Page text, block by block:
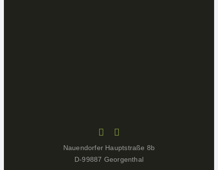
Nauendorfer Hauptstraße 8b
D-99887 Georgenthal